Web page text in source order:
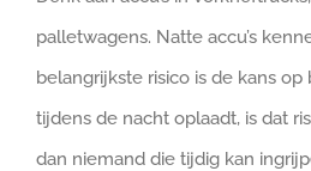
palletwagens. Natte accu’s
belangrijkste risico is de kans op
tijdens de nacht oplaadt, is dat
dan niemand die tijdig kan